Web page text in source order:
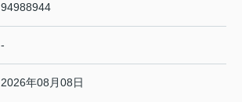
94988944
-
2026年08月08日